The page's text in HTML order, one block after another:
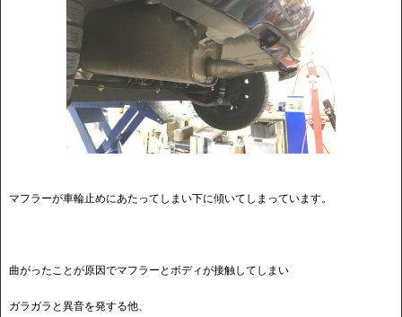
マフラーが車輪止めにあたってしまい下に傾いてしまっています。
曲がったことが原因でマフラーとボディが接触してしまい
ガラガラと異音を発する他、